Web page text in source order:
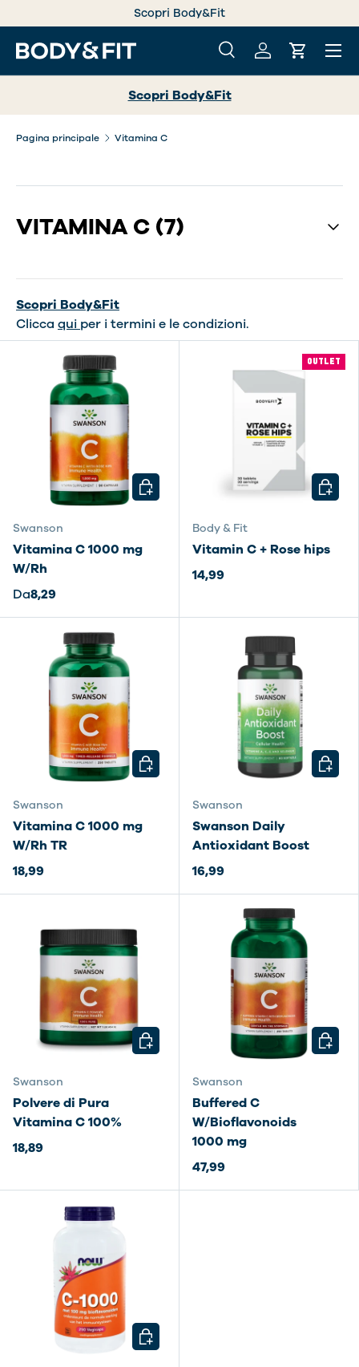
PASSA AI CONTENUTI
Scopri Body&Fit
Cerca
CercaAccediCarrello
Menu
Scopri Body&Fit
Pagina principale Vitamina C
VITAMINA C (7)
Scopri Body&Fit
Clicca qui per i termini e le condizioni.
Swanson
Vitamina C 1000 mg
W/Rh
Da8,29
SCEGLI OPZIONI
OUTLET
Body & Fit
Vitamin C + Rose hips
14,99
Swanson
Vitamina C 1000 mg
W/Rh TR
18,99
SCEGLI OPZIONI
Swanson
Swanson Daily
Antioxidant Boost
16,99
Swanson
Polvere di Pura
Vitamina C 100%
18,89
SCEGLI OPZIONI
Swanson
Buffered C
W/Bioflavonoids
1000 mg
47,99
SCEGLI OPZIONI